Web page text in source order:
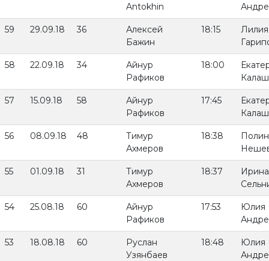
Antokhin
59 29.09.18 36
Алексей
Бажин
18:15
Лилия
58 22.09.18 34
Айнур
Рафиков
18:00
57 15.09.18 58
Айнур
Рафиков
17:45
56 08.09.18 48
Тимур
Ахмеров
18:38
55 01.09.18 31
Тимур
Ахмеров
18:37
Ирина
54 25.08.18 60
Айнур
Рафиков
17:53
Юлия
53 18.08.18 60
Руслан
Узянбаев
18:48
Юлия